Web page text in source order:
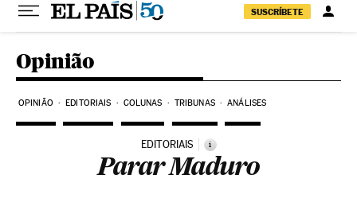
SUSCRÍBETE
Opinião
OPINIÃO EDITORIAIS COLUNAS TRIBUNAS ANÁLISES
EDITORIAIS i
Parar Maduro